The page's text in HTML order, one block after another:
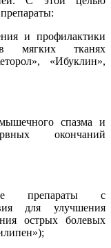
и профилактики
в мягких тканях
«Ибуклин»,
спазма и
окончаний
препараты с
для улучшения
острых болевых